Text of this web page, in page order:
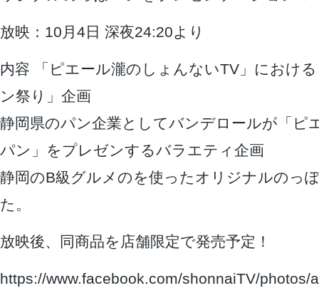
放映：10月4日 深夜24:20より
内容 「ピエール瀧のしょんないTV」におけ
ン祭り」企画
静岡県のパン企業としてバンデロールが「ピ
パン」をプレゼンするバラエティ企画
静岡のB級グルメのを使ったオリジナルのっ
た。
放映後、同商品を店舗限定で発売予定！
https://www.facebook.com/shonnaiTV/